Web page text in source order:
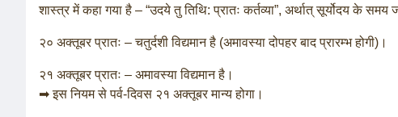
शास्त्र में कहा गया है – “उदये तु तिथि: प्रातः कर्तव्या”, अर्थात् सूर्योदय के समय
२० अक्तूबर प्रातः – चतुर्दशी विद्यमान है (अमावस्या दोपहर बाद प्रारम्भ होगी)।
२१ अक्तूबर प्रातः – अमावस्या विद्यमान है।
➡ इस नियम से पर्व-दिवस २१ अक्तूबर मान्य होगा।